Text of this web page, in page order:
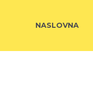
NASLOVNA